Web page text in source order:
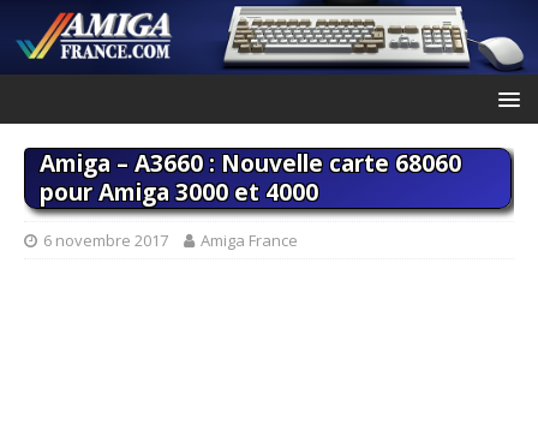
Amiga – A3660 : Nouvelle carte 68060
pour Amiga 3000 et 4000
6 novembre 2017 Amiga France